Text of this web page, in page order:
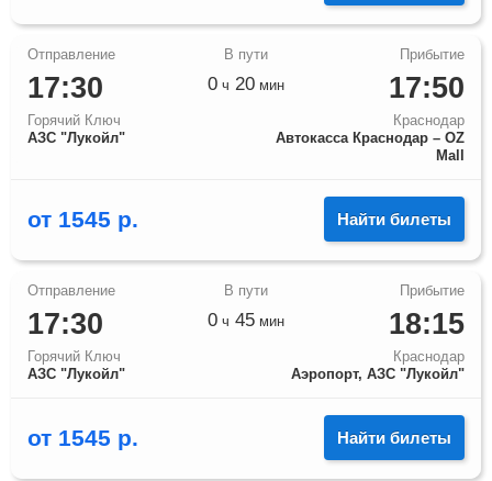
17:30
Горячий Ключ
АЗС "Лукойл"
17:50
Краснодар
Автокасса Краснодар – OZ
Mall
0 ч 20 мин
от 1545 р. Найти билеты
17:30
Горячий Ключ
АЗС "Лукойл"
18:15
Краснодар
Аэропорт, АЗС "Лукойл"
0 ч 45 мин
от 1545 р. Найти билеты